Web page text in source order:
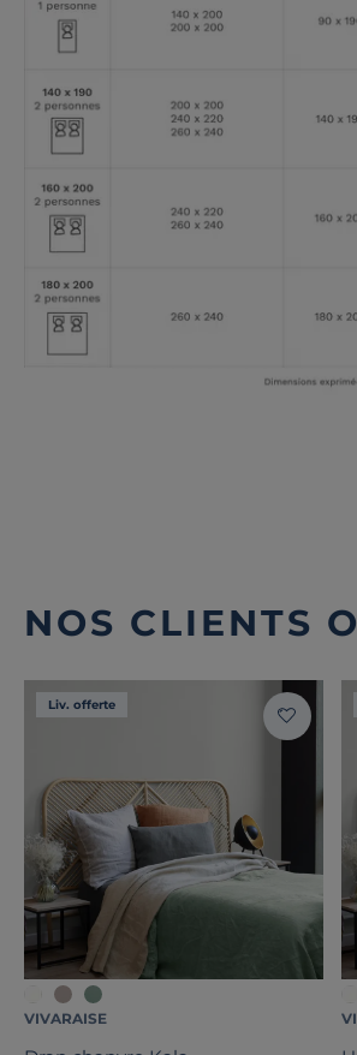
NOS CLIENTS
Liv. offerte
VIVARAISE